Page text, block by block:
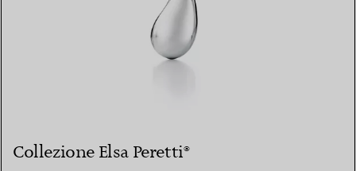
Collezione Elsa Peretti®